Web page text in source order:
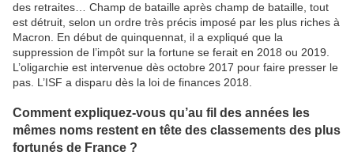
des retraites… Champ de bataille après champ de bataille, tout
est détruit, selon un ordre très précis imposé par les plus riches à
Macron. En début de quinquennat, il a expliqué que la
suppression de l’impôt sur la fortune se ferait en 2018 ou 2019.
L’oligarchie est intervenue dès octobre 2017 pour faire presser le
pas. L’ISF a disparu dès la loi de finances 2018.
Comment expliquez-vous qu’au fil des années les
mêmes noms restent en tête des classements des plus
fortunés de France ?